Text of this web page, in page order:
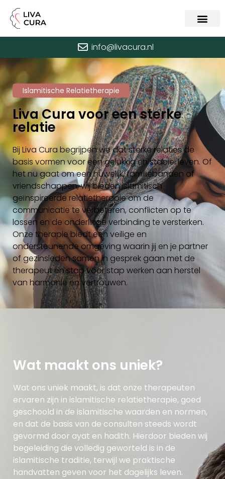
info@livacura.nl
Islamitische Relatietherapie
Liva Cura voor een sterke
relatie
Bij Liva Cura begrijpen we dat sterke relaties de
basis vormen voor een gelukkig en stabiel leven. Of
het nu gaat om een huwelijk, familiebanden of
vriendschappen, wij bieden islamitisch
geïnspireerde relatietherapie om de
communicatie te verbeteren, conflicten op te
lossen en de onderlinge verbinding te versterken.
Onze therapie biedt een veilige en
ondersteunende omgeving waarin jij en je partner
of gezinsleden samen in gesprek gaan met de
therapeut en stap voor stap werken aan herstel
van harmonie en vertrouwen.
Wat maakt ons uniek?
Wat ons uniek maakt, is dat onze therapeuten
ervaren zijn in islamitische relatietherapie, goed
geschoold in de islamitische waarden en normen,
en dat de basis van de consulten steeds wordt
gevormd door ayat en hadith. Hierdoor bieden wij
begeleiding die volledig geworteld is in de
islamitische traditie, terwijl we praktische
handvatten geven voor het dagelijks leven.